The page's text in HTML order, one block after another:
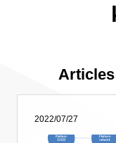
2022/07/27